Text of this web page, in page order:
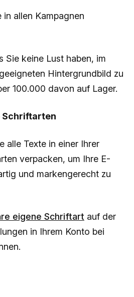
allen Kampagnen
Sie keine Lust haben, im
Hintergrundbild zu
100.000 davon auf Lager.
alle Texte in einer Ihrer
verpacken, um Ihre E-
und markengerecht zu
eigene Schriftart auf der
in Ihrem Konto bei